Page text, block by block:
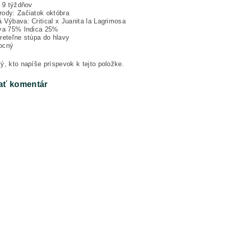
týždňov
Začiatok októbra
Výbava: Critical x Juanita la Lagrimosa
75% Indica 25%
stúpa do hlavy
kto napíše príspevok k tejto položke.
komentár